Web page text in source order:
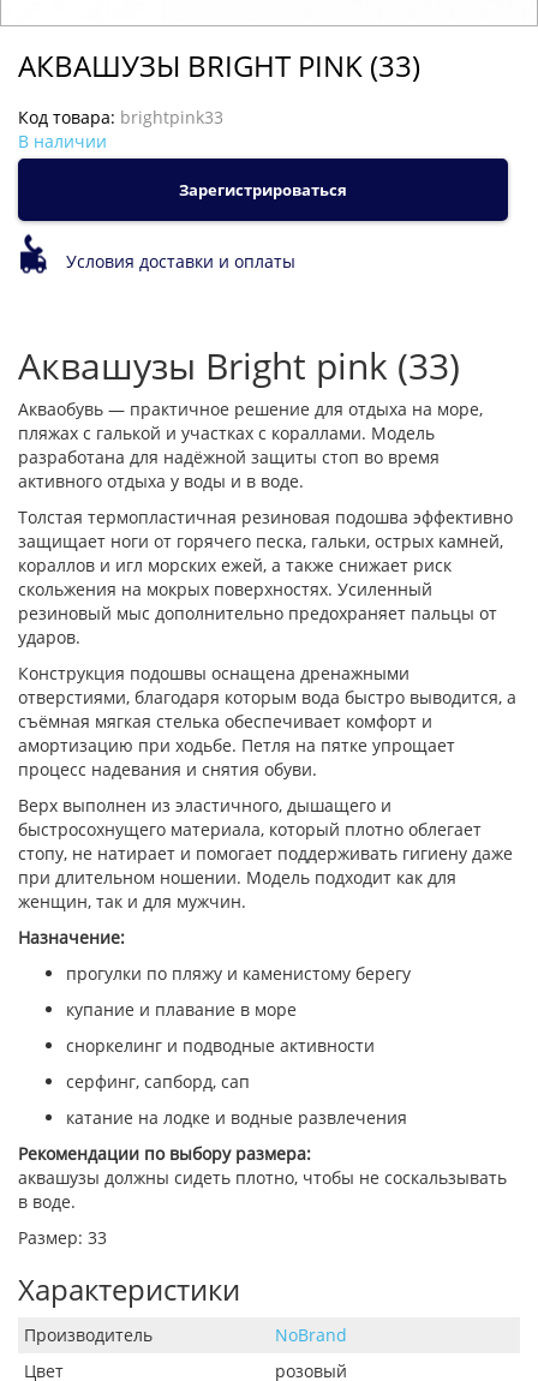
АКВАШУЗЫ BRIGHT PINK (33)
Код товара: brightpink33
В наличии
Зарегистрироваться
Условия доставки и оплаты
Аквашузы Bright pink (33)
Акваобувь — практичное решение для отдыха на море,
пляжах с галькой и участках с кораллами. Модель
разработана для надёжной защиты стоп во время
активного отдыха у воды и в воде.
Толстая термопластичная резиновая подошва эффективно
защищает ноги от горячего песка, гальки, острых камней,
кораллов и игл морских ежей, а также снижает риск
скольжения на мокрых поверхностях. Усиленный
резиновый мыс дополнительно предохраняет пальцы от
ударов.
Конструкция подошвы оснащена дренажными
отверстиями, благодаря которым вода быстро выводится, а
съёмная мягкая стелька обеспечивает комфорт и
амортизацию при ходьбе. Петля на пятке упрощает
процесс надевания и снятия обуви.
Верх выполнен из эластичного, дышащего и
быстросохнущего материала, который плотно облегает
стопу, не натирает и помогает поддерживать гигиену даже
при длительном ношении. Модель подходит как для
женщин, так и для мужчин.
Назначение:
прогулки по пляжу и каменистому берегу
купание и плавание в море
сноркелинг и подводные активности
серфинг, сапборд, сап
катание на лодке и водные развлечения
Рекомендации по выбору размера:
аквашузы должны сидеть плотно, чтобы не соскальзывать
в воде.
Размер: 33
Характеристики
Производитель
NoBrand
Цвет
розовый